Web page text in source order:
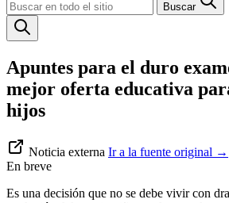
Buscar
Apuntes para el duro
mejor oferta educativa
hijos
Noticia externa Ir a la fuente original →
En breve
Es una decisión que no se debe vivir con